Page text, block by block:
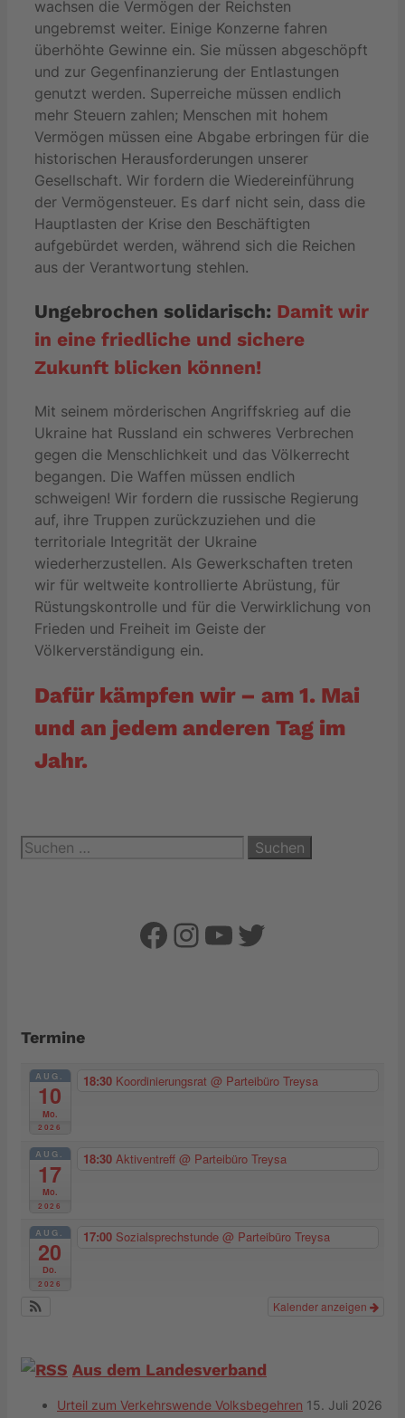
wachsen die Vermögen der Reichsten
ungebremst weiter. Einige Konzerne fahren
überhöhte Gewinne ein. Sie müssen abgeschöpft
und zur Gegenfinanzierung der Entlastungen
genutzt werden. Superreiche müssen endlich
mehr Steuern zahlen; Menschen mit hohem
Vermögen müssen eine Abgabe erbringen für die
historischen Herausforderungen unserer
Gesellschaft. Wir fordern die Wiedereinführung
der Vermögensteuer. Es darf nicht sein, dass die
Hauptlasten der Krise den Beschäftigten
aufgebürdet werden, während sich die Reichen
aus der Verantwortung stehlen.
Ungebrochen solidarisch: Damit wir
in eine friedliche und sichere
Zukunft blicken können!
Mit seinem mörderischen Angriffskrieg auf die
Ukraine hat Russland ein schweres Verbrechen
gegen die Menschlichkeit und das Völkerrecht
begangen. Die Waffen müssen endlich
schweigen! Wir fordern die russische Regierung
auf, ihre Truppen zurückzuziehen und die
territoriale Integrität der Ukraine
wiederherzustellen. Als Gewerkschaften treten
wir für weltweite kontrollierte Abrüstung, für
Rüstungskontrolle und für die Verwirklichung von
Frieden und Freiheit im Geiste der
Völkerverständigung ein.
Dafür kämpfen wir – am 1. Mai
und an jedem anderen Tag im
Jahr.
Suchen
nach:
Facebook
Instagram
YouTube
Twitter
Termine
AUG.
10
Mo.
2026
18:30 Koordinierungsrat @ Parteibüro Treysa
AUG.
17
Mo.
2026
18:30 Aktiventreff @ Parteibüro Treysa
AUG.
20
Do.
2026
17:00 Sozialsprechstunde @ Parteibüro Treysa
Kalender anzeigen
Aus dem Landesverband
Urteil zum Verkehrswende Volksbegehren 15. Juli 2026